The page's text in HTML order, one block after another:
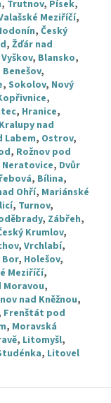
, Trutnov, Písek,
Meziříčí,
, Český
, Žďár nad
Vyškov, Blansko,
Benešov,
, Sokolov, Nový
,
, Hranice,
Kralupy nad
Labem, Ostrov,
, Rožnov pod
Neratovice, Dvůr
, Bílina,
Ohří, Mariánské
, Turnov,
, Zábřeh,
Krumlov,
, Vrchlabí,
Bor, Holešov,
Meziříčí,
Moravou,
nad Kněžnou,
Frenštát pod
, Moravská
, Litomyšl,
, Litovel